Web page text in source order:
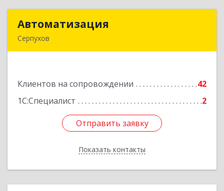
Автоматизация
Серпухов
Клиентов на сопровождении
42
1С:Специалист
2
Отправить заявку
Показать контакты
Подробнее
Отправить заявку
Назад